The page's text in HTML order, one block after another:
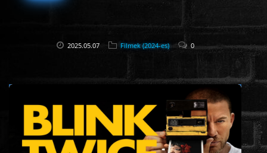
2025.05.07 Filmek (2024-es) 0